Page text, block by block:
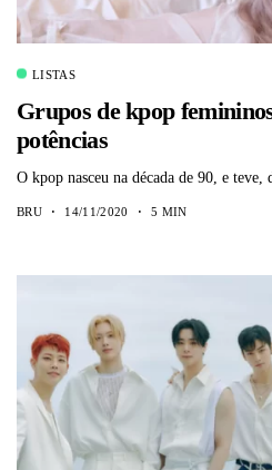
LISTAS
Grupos de kpop
potências
O kpop nasceu na década de 90, e teve,
BRU 14/11/2020 5 MIN